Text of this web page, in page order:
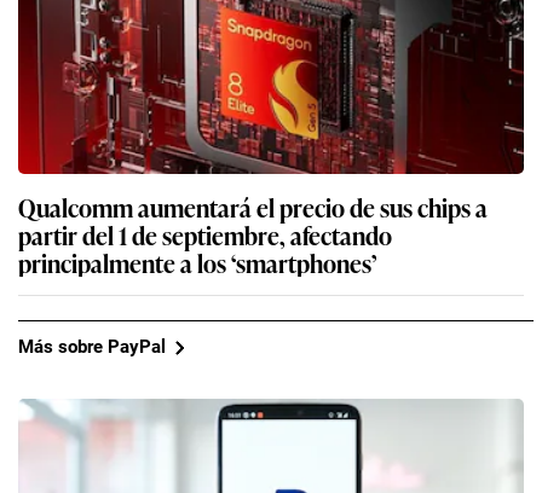
Qualcomm aumentará el precio de sus chips a
partir del 1 de septiembre, afectando
principalmente a los ‘smartphones’
Más sobre PayPal